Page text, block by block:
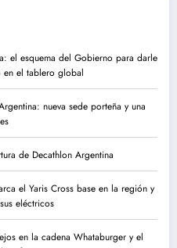
el esquema del Gobierno para darle
en el tablero global
nueva sede porteña y una
de Decathlon Argentina
el Yaris Cross base en la región y
eléctricos
en la cadena Whataburger y el